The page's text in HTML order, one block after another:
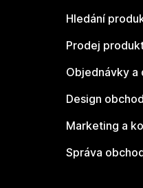
Hledání
Prodej
Objednávky a
Design
Marketing a
Správa